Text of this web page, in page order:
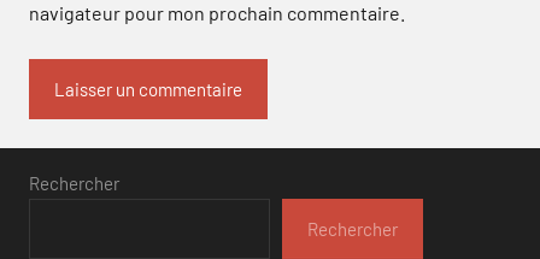
navigateur pour mon prochain commentaire.
Rechercher
Rechercher